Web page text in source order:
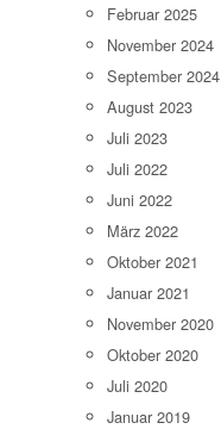
Februar 2025
November 2024
September 2024
August 2023
Juli 2023
Juli 2022
Juni 2022
März 2022
Oktober 2021
Januar 2021
November 2020
Oktober 2020
Juli 2020
Januar 2019